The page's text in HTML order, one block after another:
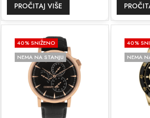
PROČITAJ VIŠE
40% SNIŽENO
NEMA NA STANJU
40%
NEMA